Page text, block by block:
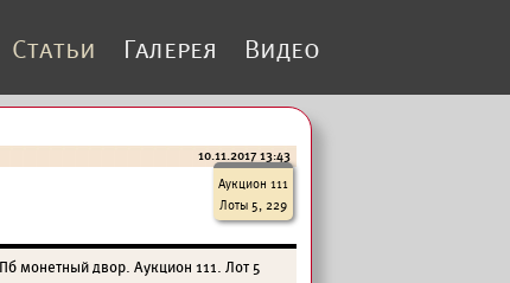
Статьи Галерея Видео
10.11.2017 13:43
Аукцион 111
Лоты 5, 229
монетный двор. Аукцион 111. Лот 5